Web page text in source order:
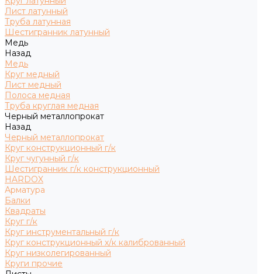
Лист латунный
Труба латунная
Шестигранник латунный
Медь
Назад
Медь
Круг медный
Лист медный
Полоса медная
Труба круглая медная
Черный металлопрокат
Назад
Черный металлопрокат
Круг конструкционный г/к
Круг чугунный г/к
Шестигранник г/к конструкционный
HARDOX
Арматура
Балки
Квадраты
Круг г/к
Круг инструментальный г/к
Круг конструкционный х/к калиброванный
Круг низколегированный
Круги прочие